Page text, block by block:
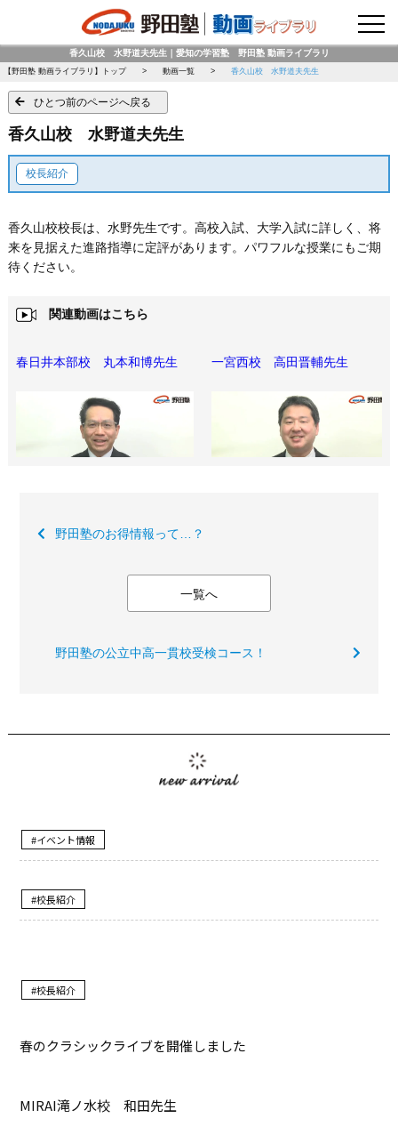
香久山校 水野道夫先生｜愛知の学習塾 野田塾 動画ライブラリ
【野田塾 動画ライブラリ】トップ 動画一覧 香久山校 水野道夫先生
ひとつ前のページへ戻る
香久山校 水野道夫先生
校長紹介
香久山校校長は、水野先生です。高校入試、大学入試に詳しく、将
来を見据えた進路指導に定評があります。パワフルな授業にもご期
待ください。
関連動画はこちら
春日井本部校 丸本和博先生 一宮西校 高田晋輔先生
野田塾のお得情報って…？
一覧へ
野田塾の公立中高一貫校受検コース！